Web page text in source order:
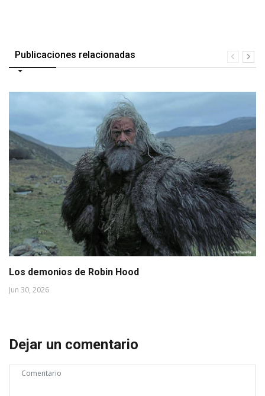
Publicaciones relacionadas
Los demonios de Robin Hood
Jun 30, 2026
Dejar un comentario